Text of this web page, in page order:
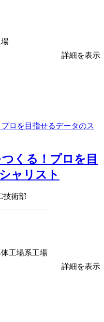
詳細を表示
くる！プロを目
ャリスト
技術部
工場系工場
詳細を表示